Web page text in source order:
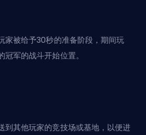
家被给予30秒的准备阶段，期间玩
军的战斗开始位置。
到其他玩家的竞技场或基地，以便进